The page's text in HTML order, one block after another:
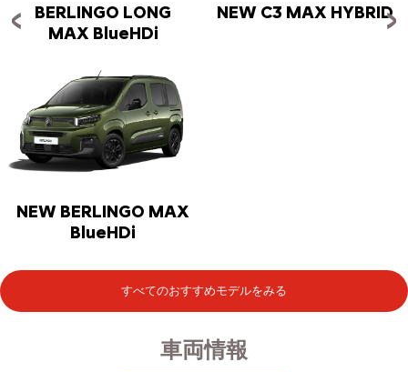
BERLINGO LONG
MAX BlueHDi
NEW C3 MAX HYBRID
NEW BERLINGO MAX
BlueHDi
すべてのおすすめモデルをみる
車両情報